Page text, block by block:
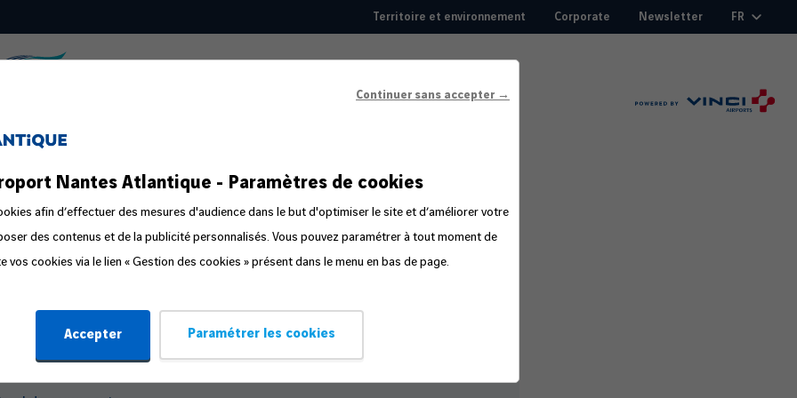
Continuer sans accepter →
Nantes Atlantique - Paramètres de cookies
afin d’effectuer des mesures d'audience dans le but d'optimiser le site et d’améliorer votre
des contenus et de la publicité personnalisés. Vous pouvez paramétrer à tout moment de
vos cookies via le lien « Gestion des cookies » présent dans le menu en bas de page.
Accepter Paramétrer les cookies
Territoire et environnement Corporate Newsletter FR
votre départ
étapes du voyage
de la peur en avion
en famille ou avec un bébé